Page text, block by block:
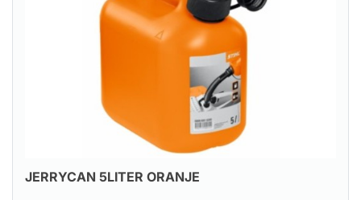
JERRYCAN 5LITER ORANJE